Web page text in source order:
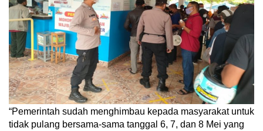
“Pemerintah sudah menghimbau kepada masyarakat untuk
tidak pulang bersama-sama tanggal 6, 7, dan 8 Mei yang